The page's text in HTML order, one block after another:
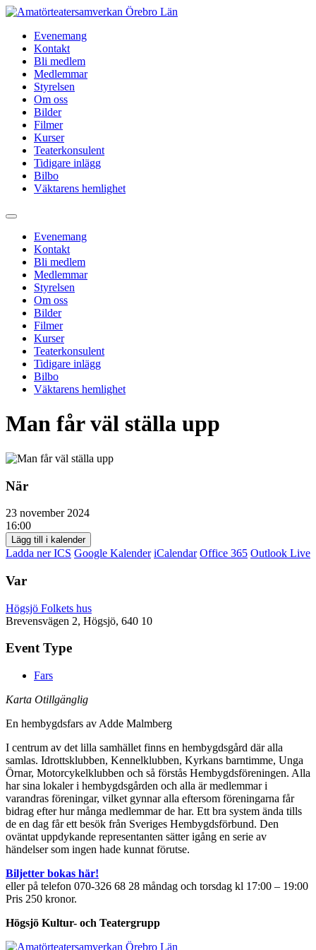
Hoppa
innehållEvenemang
Kontakt
Bli medlem
Medlemmar
Styrelsen
Om oss
Bilder
Filmer
Kurser
Teaterkonsulent
Tidigare inlägg
Bilbo
Väktarens hemlighet
Evenemang
Kontakt
Bli medlem
Medlemmar
Styrelsen
Om oss
Bilder
Filmer
Kurser
Teaterkonsulent
Tidigare inlägg
Bilbo
Väktarens hemlighet
Man får väl ställa upp
När
23 november 2024
16:00
Lägg till i kalender
Ladda ner ICS Google Kalender iCalendar Office 365 Outlook Live
Var
Högsjö Folkets hus
Brevensvägen 2, Högsjö, 640 10
Event Type
Fars
Karta Otillgänglig
En hembygdsfars av Adde Malmberg
I centrum av det lilla samhället finns en hembygdsgård där alla
samlas. Idrottsklubben, Kennelklubben, Kyrkans barntimme, Unga
Örnar, Motorcykelklubben och så förstås Hembygdsföreningen. Alla
har sina lokaler i hembygdsgården och alla är medlemmar i
varandras föreningar, vilket gynnar alla eftersom föreningarna får
bidrag efter hur många medlemmar de har. Ett bra system ända tills
de en dag får ett besök från Sveriges Hembygdsförbund. Den
oväntat uppdykande representanten sätter igång en serie av
händelser som ingen hade kunnat förutse.
Biljetter bokas här!
eller på telefon 070-326 68 28 måndag och torsdag kl 17:00 – 19:00
Pris 250 kronor.
Högsjö Kultur- och Teatergrupp